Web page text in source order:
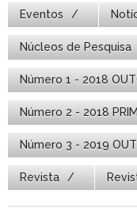
Eventos
Núcleos de Pesquisa
Número 1 - 2018
Número 2 - 2018
Número 3 - 2019
Revista